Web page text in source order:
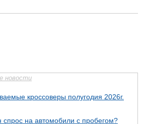
новости
кроссоверы полугодия 2026г.
спрос на автомобили с пробегом?